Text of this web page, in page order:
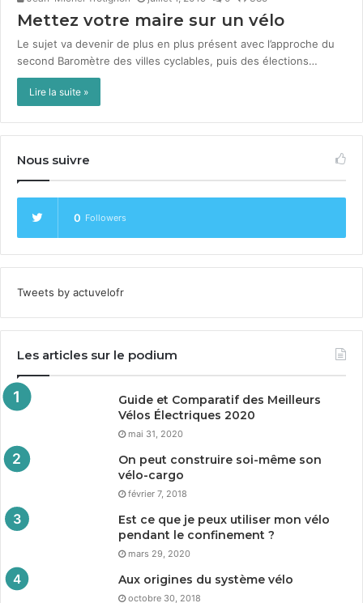
Mettez votre maire sur un vélo
Le sujet va devenir de plus en plus présent avec l’approche du
sec­ond Baromètre des villes cyclables, puis des élec­tions…
Lire la suite »
Nous suivre
0 Followers
Tweets by actuvelofr
Les articles sur le podium
Guide et Comparatif des Meilleurs
Vélos Électriques 2020
mai 31, 2020
On peut construire soi-même son
vélo-cargo
février 7, 2018
Est ce que je peux utiliser mon vélo
pendant le confinement ?
mars 29, 2020
Aux origines du système vélo
octobre 30, 2018